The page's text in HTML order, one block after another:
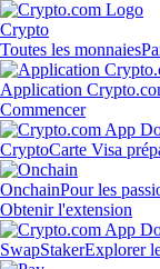
Crypto
Toutes les monnaies
Application
Commencer
CryptoCarte Visa
OnchainPour les
Obtenir l'extension
SwapStakerExplorer